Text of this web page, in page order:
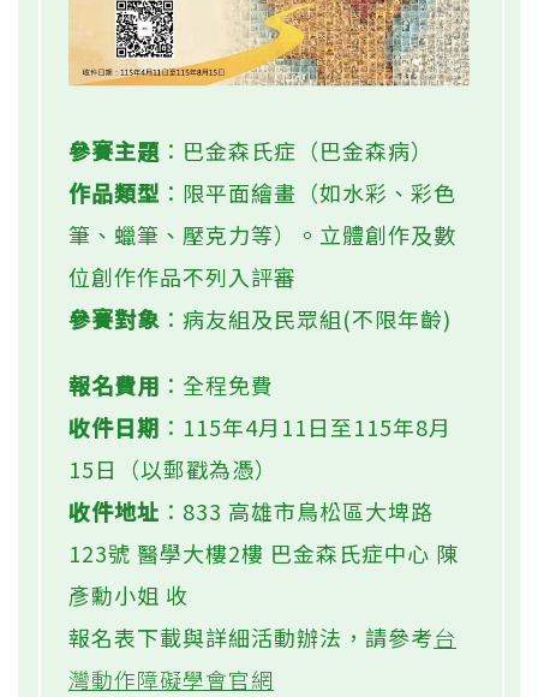
參賽主題 ：巴金森氏症（巴金森病）
作品類型 ：限平面繪畫（如水彩、彩色
筆、蠟筆、壓克力等）。立體創作及數
位創作作品不列入評審
參賽對象 ：病友組及民眾組(不限年齡)
報名費用 ：全程免費
收件日期 ：115年4月11日至115年8月
15日（以郵戳為憑）
收件地址 ：833 高雄市鳥松區大埤路
123號 醫學大樓2樓 巴金森氏症中心 陳
彥勳小姐 收
報名表下載與詳細活動辦法，請參考台
灣動作障礙學會官網